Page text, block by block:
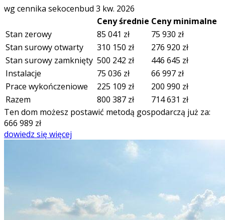
wg cennika sekocenbud 3 kw. 2026
Ceny średnie Ceny minimalne
Stan zerowy
85 041 zł 75 930 zł
Stan surowy otwarty
310 150 zł 276 920 zł
Stan surowy zamknięty 500 242 zł 446 645 zł
Instalacje
75 036 zł 66 997 zł
Prace wykończeniowe
225 109 zł 200 990 zł
Razem
800 387 zł 714 631 zł
Ten dom możesz postawić metodą gospodarczą już za:
666 989 zł
dowiedz się więcej